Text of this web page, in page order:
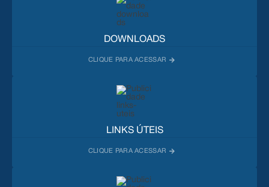
DOWNLOADS
LINKS ÚTEIS